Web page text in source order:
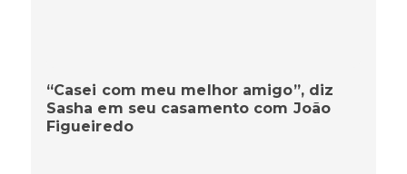
“Casei com meu melhor amigo”, diz
Sasha em seu casamento com João
Figueiredo